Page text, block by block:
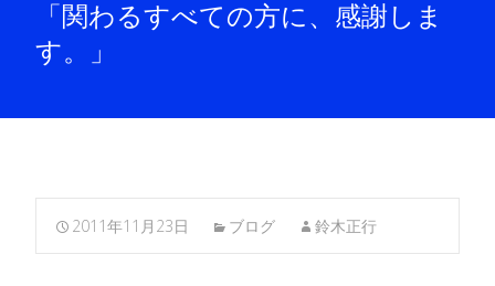
「関わるすべての方に、感謝しま
す。」
2011年11月23日 ブログ 鈴木正行